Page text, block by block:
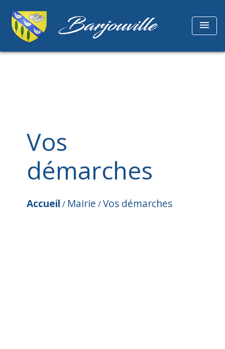
menu
Vos
démarches
Accueil / Mairie /Vos démarches